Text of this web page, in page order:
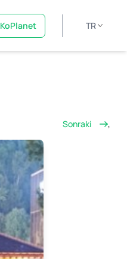
KoPlanet TR
Sonraki ,